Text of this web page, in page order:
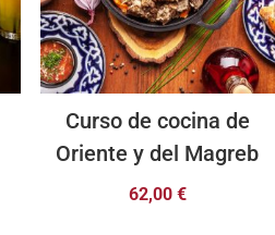
Curso de cocina de
Oriente y del Magreb
62,00 €